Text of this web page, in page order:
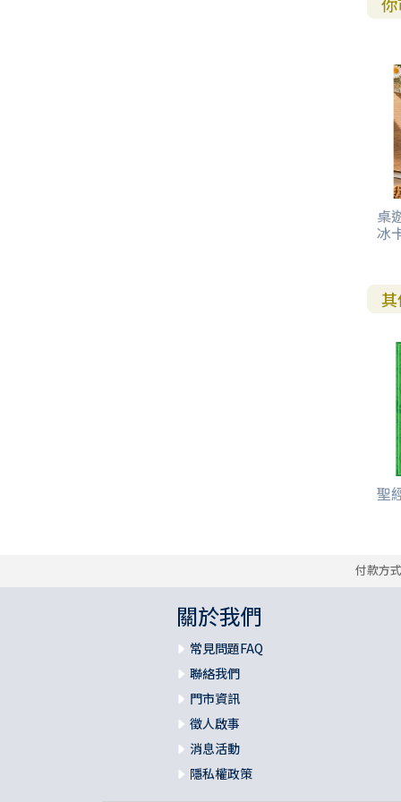
桌
冰
聖
付款方
關於我們
常見問題FAQ
聯絡我們
門市資訊
徵人啟事
消息活動
隱私權政策